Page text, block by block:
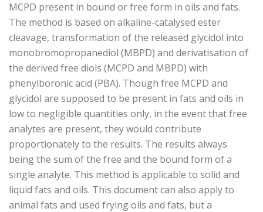
MCPD present in bound or free form in oils and fats.
The method is based on alkaline-catalysed ester
cleavage, transformation of the released glycidol into
monobromopropanediol (MBPD) and derivatisation of
the derived free diols (MCPD and MBPD) with
phenylboronic acid (PBA). Though free MCPD and
glycidol are supposed to be present in fats and oils in
low to negligible quantities only, in the event that free
analytes are present, they would contribute
proportionately to the results. The results always
being the sum of the free and the bound form of a
single analyte. This method is applicable to solid and
liquid fats and oils. This document can also apply to
animal fats and used frying oils and fats, but a